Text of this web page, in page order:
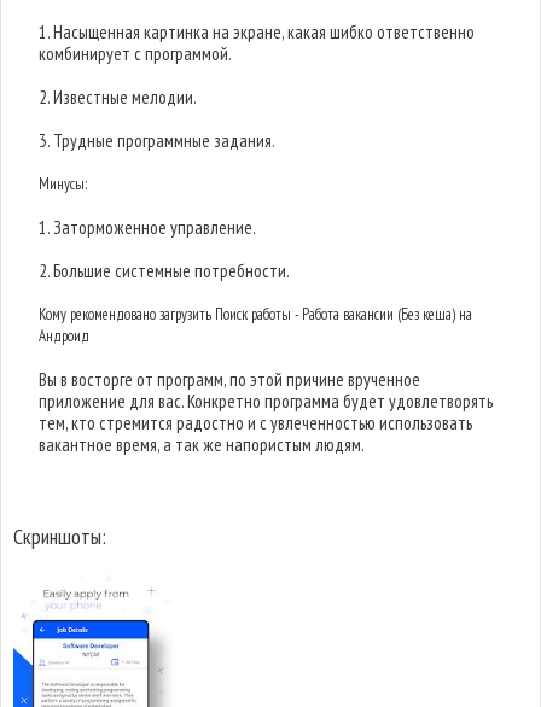
1. Насыщенная картинка на экране, какая шибко ответственно
комбинирует с программой.
2. Известные мелодии.
3. Трудные программные задания.
Минусы:
1. Заторможенное управление.
2. Большие системные потребности.
Кому рекомендовано загрузить Поиск работы - Работа вакансии (Без кеша) на
Андроид
Вы в восторге от программ, по этой причине врученное
приложение для вас. Конкретно программа будет удовлетворять
тем, кто стремится радостно и с увлеченностью использовать
вакантное время, а так же напористым людям.
Скриншоты: